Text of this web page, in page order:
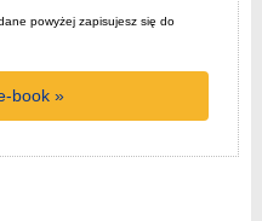
powyżej zapisujesz się do
book »